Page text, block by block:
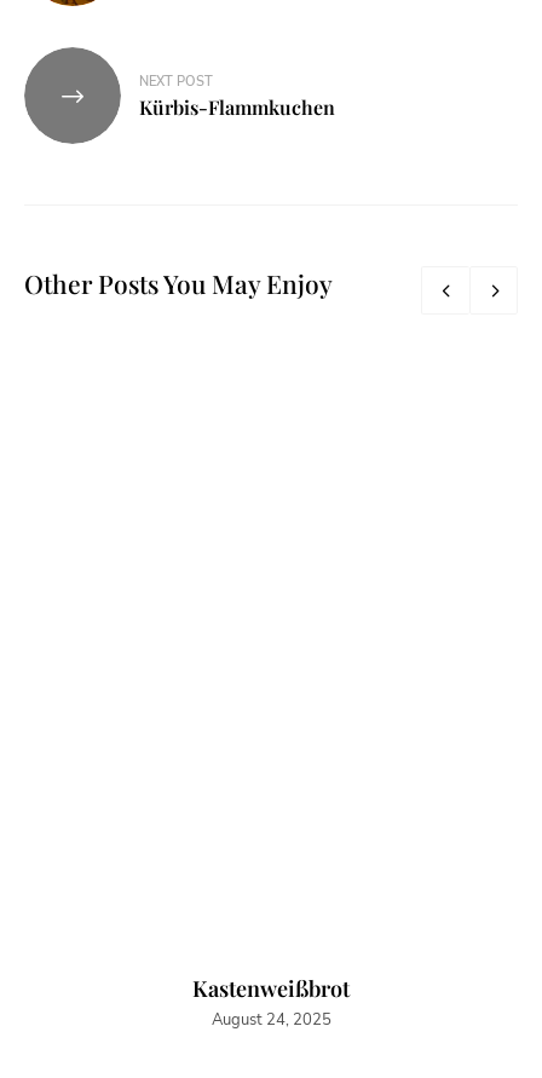
NEXT POST
Kürbis-Flammkuchen
Other Posts You May Enjoy
Kastenweißbrot
August 24, 2025